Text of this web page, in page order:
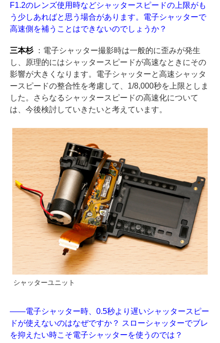
F1.2のレンズ使用時などシャッタースピードの上限がも
う少しあればと思う場合があります。電子シャッターで
高速側を補うことはできないのでしょうか？
三本杉 ：電子シャッター撮影時は一般的に歪みが発生
し、原理的にはシャッタースピードが高速なときにその
影響が大きくなります。電子シャッターと高速シャッタ
ースピードの整合性を考慮して、1/8,000秒を上限としま
した。さらなるシャッタースピードの高速化について
は、今後検討していきたいと考えています。
シャッターユニット
――電子シャッター時、0.5秒より遅いシャッタースピー
ドが使えないのはなぜですか？ スローシャッターでブレ
を抑えたい時こそ電子シャッターを使うのでは？